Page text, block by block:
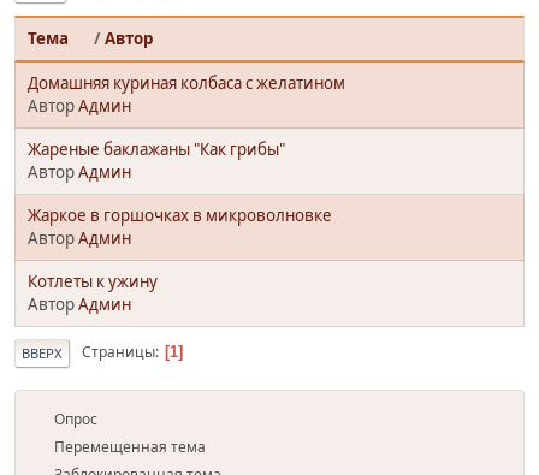
Тема /Автор
Домашняя куриная колбаса с желатином
АвторАдмин
Жареные баклажаны "Как грибы"
АвторАдмин
Жаркое в горшочках в микроволновке
АвторАдмин
Котлеты к ужину
АвторАдмин
ВВЕРХ Страницы 1
Опрос
Перемещенная тема